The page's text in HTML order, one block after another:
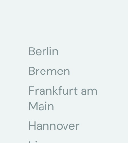
Berlin
Bremen
Frankfurt am
Main
Hannover